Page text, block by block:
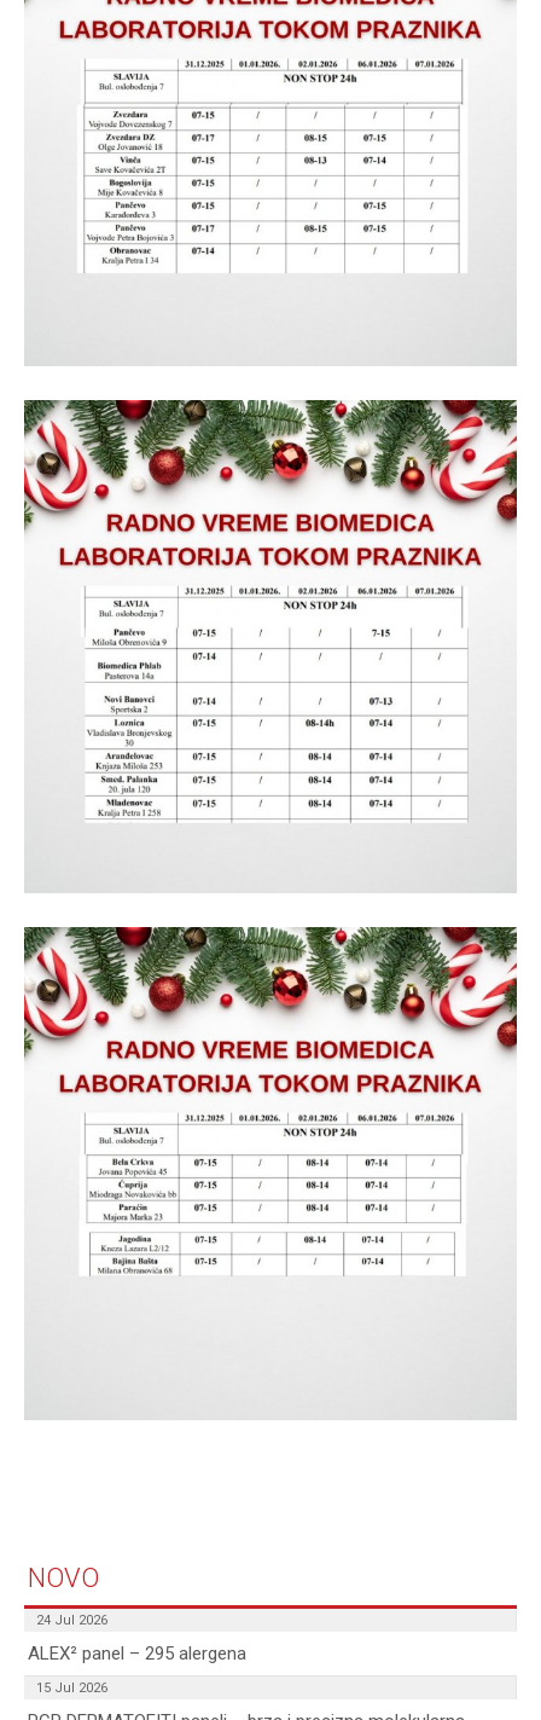
NOVO
24 Jul 2026
ALEX² panel – 295 alergena
15 Jul 2026